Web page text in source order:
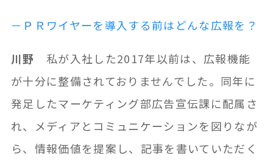
－ＰＲワイヤーを導入する前はどんな広報を？
川野 私が入社した2017年以前は、広報機能
が十分に整備されておりませんでした。同年に
発足したマーケティング部広告宣伝課に配属さ
れ、メディアとコミュニケーションを図りなが
ら、情報価値を提案し、記事を書いていただく